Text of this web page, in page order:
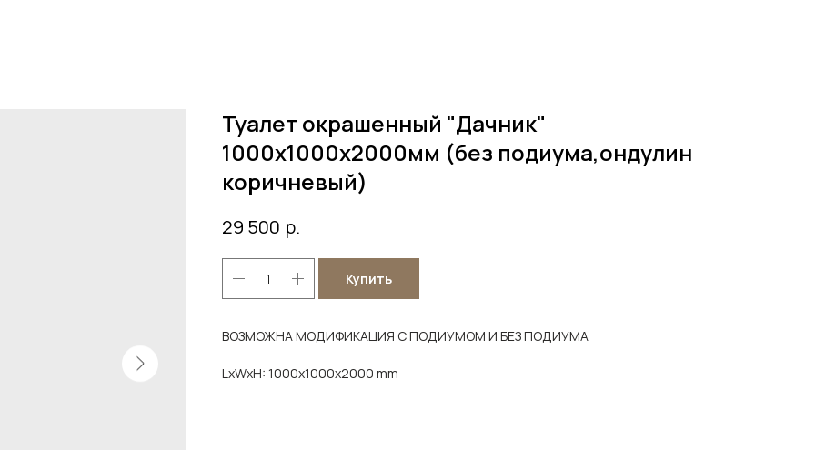
Туалет окрашенный "Дачник"
1000х1000х2000мм (без подиума,ондулин
коричневый)
29 500 р.
Купить
ВОЗМОЖНА МОДИФИКАЦИЯ С ПОДИУМОМ И БЕЗ ПОДИУМА
LxWxH: 1000x1000x2000 mm